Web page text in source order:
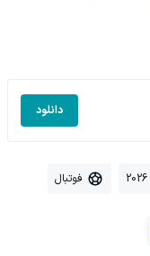
دانلود
فوتبال